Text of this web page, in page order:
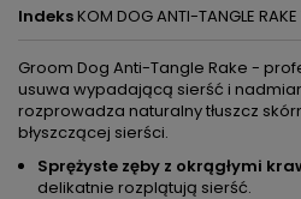
IndeksKOM DOG ANTI-TANGLE RAKE
Groom Dog Anti-Tangle Rake -
usuwa wypadającą sierść i
rozprowadza naturalny tłuszcz
błyszczącej sierści.
Sprężyste zęby z okrągłymi
delikatnie rozplątują sierść.